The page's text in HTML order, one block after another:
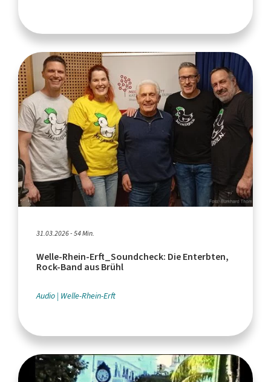
31.03.2026 - 54 Min.
Welle-Rhein-Erft_Soundcheck: Die Enterbten,
Rock-Band aus Brühl
Audio Welle-Rhein-Erft